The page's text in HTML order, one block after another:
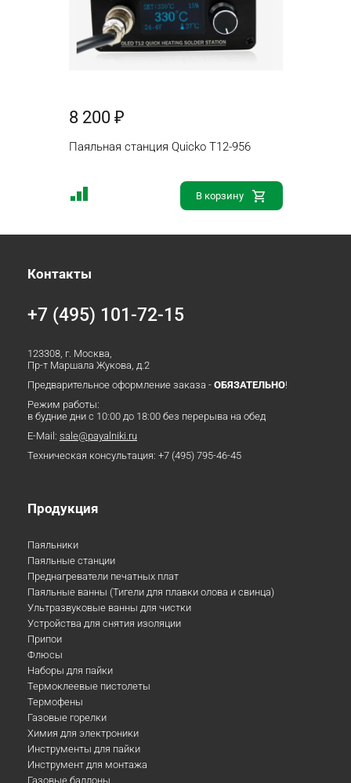
8 200 ₽
Паяльная станция Quicko T12-956
В корзину
Контакты
+7 (495) 101-72-15
123308, г. Москва,
Пр-т Маршала Жукова, д.2
Предварительное оформление заказа - ОБЯЗАТЕЛЬНО!
Режим работы:
в будние дни с 10:00 до 18:00 без перерыва на обед
E-Mail: sale@payalniki.ru
Техническая консультация: +7 (495) 795-46-45
Продукция
Паяльники
Паяльные станции
Преднагреватели печатных плат
Паяльные ванны (Тигели для плавки олова и свинца)
Ультразвуковые ванны для чистки
Устройства для снятия изоляции
Припои
Флюсы
Наборы для пайки
Термоклеевые пистолеты
Термофены
Газовые горелки
Химия для электроники
Инструменты для пайки
Инструмент для монтажа
Газовые баллоны